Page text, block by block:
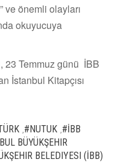
ve önemli olayları
okuyucuya
23 Temmuz günü İBB
İstanbul Kitapçısı
#NUTUK #İBB
BÜYÜKŞEHIR
BELEDIYESI (İBB)